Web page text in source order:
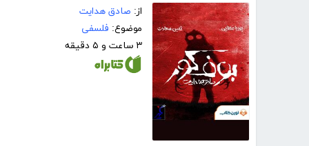
از: صادق هدایت
موضوع: فلسفی
۳ ساعت و ۵ دقیقه